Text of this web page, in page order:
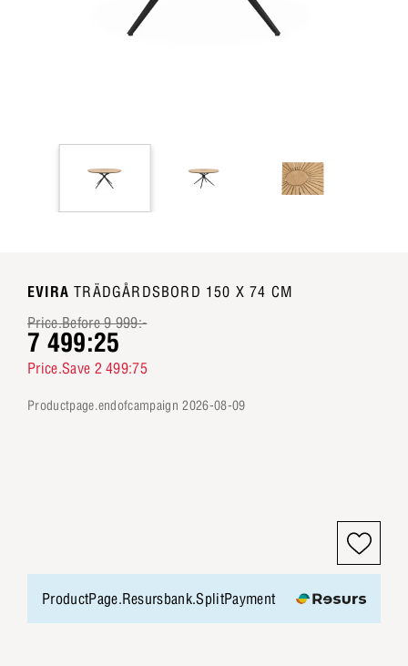
EVIRA TRÄDGÅRDSBORD 150 X 74 CM
Price.Before 9 999:-
7 499:25
Price.Save 2 499:75
productpage.endofcampaign 2026-08-09
ProductPage.Resursbank.SplitPayment